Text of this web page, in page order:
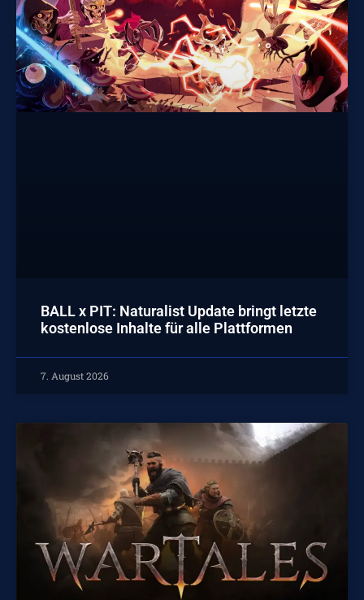
BALL x PIT: Naturalist Update bringt letzte
kostenlose Inhalte für alle Plattformen
7. August 2026